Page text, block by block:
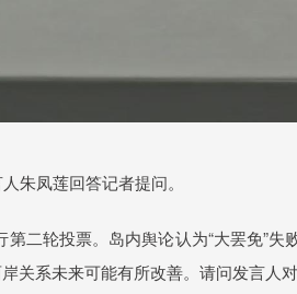
朱凤莲回答记者提问。
二轮投票。岛内舆论认为“大罢免”
关系未来可能有所改善。请问发言人